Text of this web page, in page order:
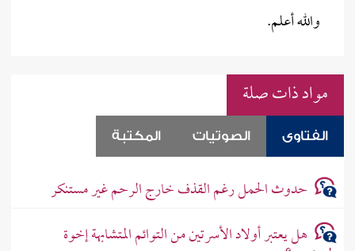
والله أعلم.
مواد ذات صلة
الفتاوى الصوتيات المكتبة
حدوث الحمل رغم القذف خارج الرحم غير مستنكر
هل يعتبر أولاد الأسرتين من التوائم المتشابهة إخوة